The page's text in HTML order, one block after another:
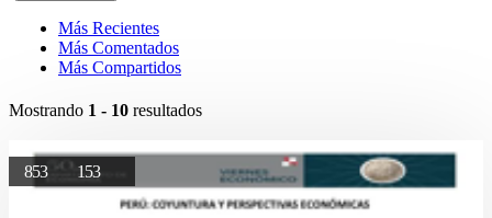
Más Recientes
Más Comentados
Más Compartidos
Mostrando 1 - 10 resultados
853 153